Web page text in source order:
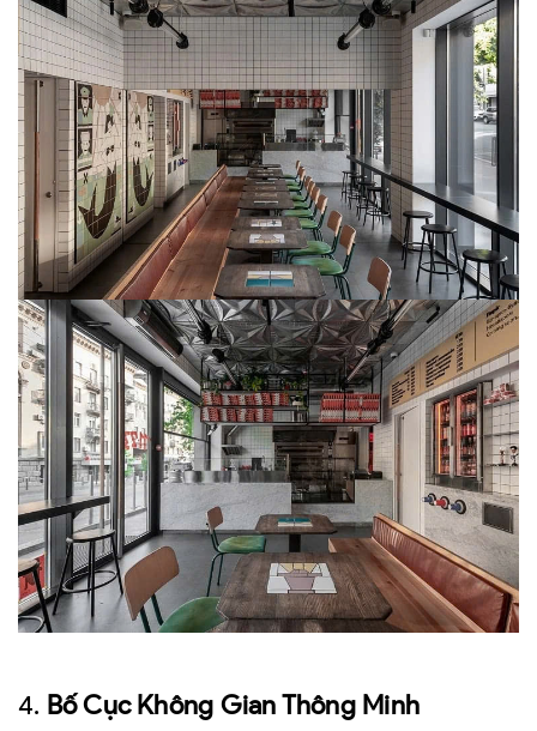
4. Bố Cục Không Gian Thông Minh